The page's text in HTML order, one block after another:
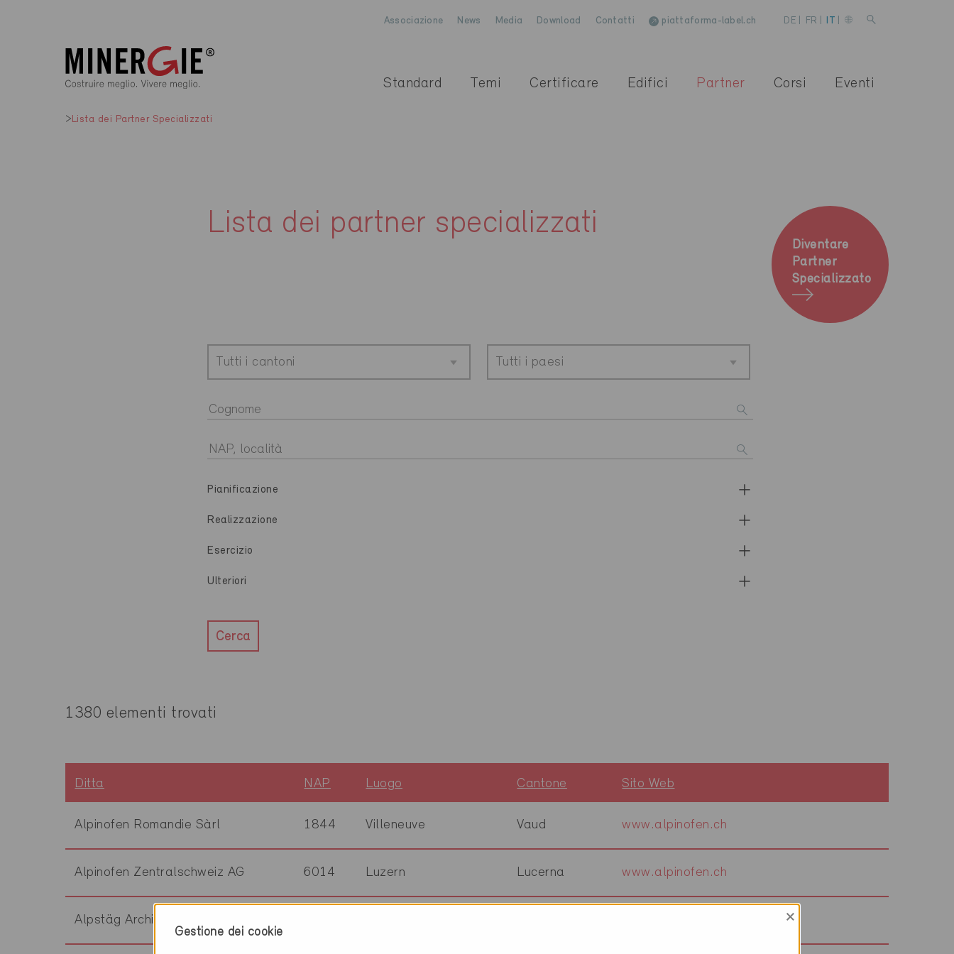
Associazione News Media Download Contatti piattaforma-label.ch DE FR IT
Standard Temi Certificare Edifici Partner Corsi Eventi
Lista dei Partner Specializzati
Lista dei partner specializzati
Diventare
Partner
Specializzato
Tutti i cantoni Tutti i paesi
Pianificazione
Realizzazione
Esercizio
Ulteriori
Cerca
1380 elementi trovati
Ditta NAP Luogo Cantone Sito Web
Alpinofen Romandie Sàrl 1844 Villeneuve Vaud www.alpinofen.ch
Alpinofen Zentralschweiz AG 6014 Luzern Lucerna www.alpinofen.ch
Alpstäg Architektur AG
Gestione dei cookie
×